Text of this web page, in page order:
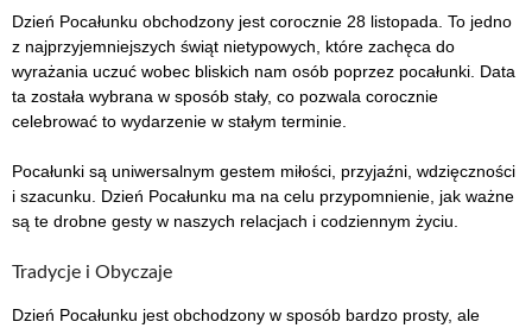
Dzień Pocałunku obchodzony jest corocznie 28 listopada. To jedno
z najprzyjemniejszych świąt nietypowych, które zachęca do
wyrażania uczuć wobec bliskich nam osób poprzez pocałunki. Data
ta została wybrana w sposób stały, co pozwala corocznie
celebrować to wydarzenie w stałym terminie.
Pocałunki są uniwersalnym gestem miłości, przyjaźni, wdzięczności
i szacunku. Dzień Pocałunku ma na celu przypomnienie, jak ważne
są te drobne gesty w naszych relacjach i codziennym życiu.
Tradycje i Obyczaje
Dzień Pocałunku jest obchodzony w sposób bardzo prosty, ale